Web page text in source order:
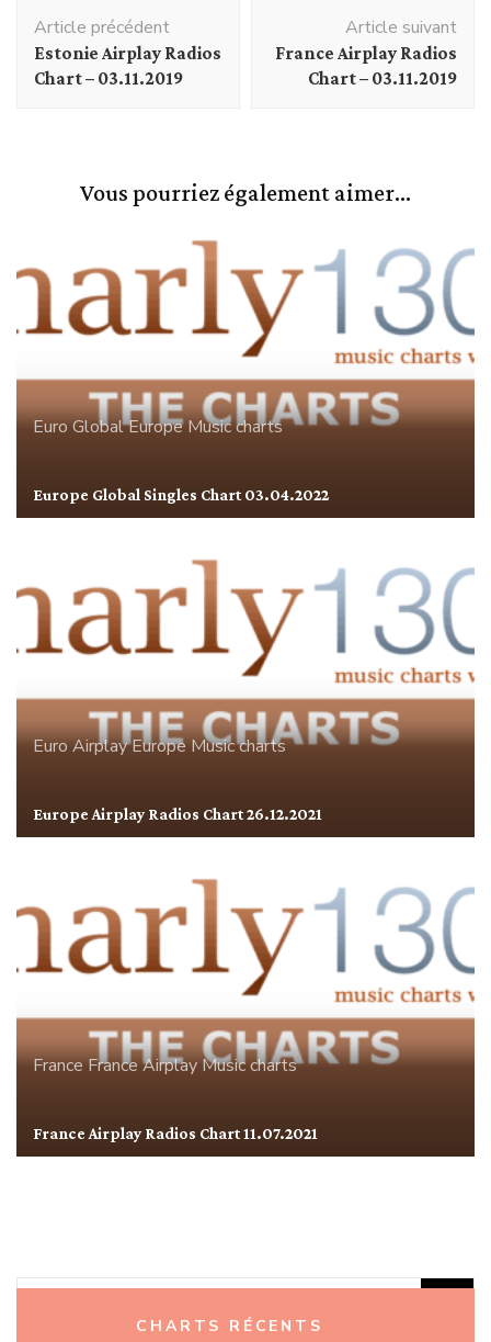
d'article
Article précédent
Estonie Airplay Radios
Chart – 03.11.2019
Article suivant
France Airplay Radios
Chart – 03.11.2019
Vous pourriez également aimer...
Euro GlobalEuropeMusic charts
Europe Global Singles Chart 03.04.2022
Euro AirplayEuropeMusic charts
Europe Airplay Radios Chart 26.12.2021
FranceFrance AirplayMusic charts
France Airplay Radios Chart 11.07.2021
CHARTS RÉCENTS